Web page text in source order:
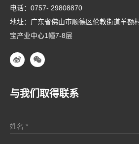
电话： 0757- 29808870
地址：广东省佛山市顺德区伦教街道羊额
宝产业中心1幢7-8层
与我们取得联系